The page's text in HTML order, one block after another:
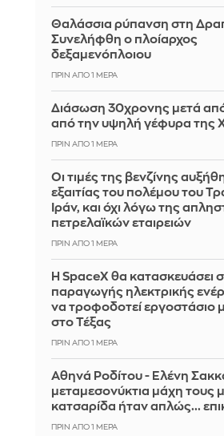
Θαλάσσια ρύπανση στη
Συνελήφθη ο πλοίαρχος
δεξαμενόπλοιου
ΠΡΙΝ ΑΠΌ 1 ΜΈΡΑ
Διάσωση 30χρονης μετά
από την υψηλή γέφυρα της
ΠΡΙΝ ΑΠΌ 1 ΜΈΡΑ
Οι τιμές της βενζίνης
εξαιτίας του πολέμου του
Ιράν, και όχι λόγω της
πετρελαϊκών εταιρειών
ΠΡΙΝ ΑΠΌ 1 ΜΈΡΑ
Η SpaceX θα κατασκευάσει
παραγωγής ηλεκτρικής
να τροφοδοτεί εργοστάσιο
στο Τέξας
ΠΡΙΝ ΑΠΌ 1 ΜΈΡΑ
Αθηνά Ροδίτου - Ελένη
μεταμεσονύκτια μάχη τους
κατσαρίδα ήταν απλώς...
ΠΡΙΝ ΑΠΌ 1 ΜΈΡΑ